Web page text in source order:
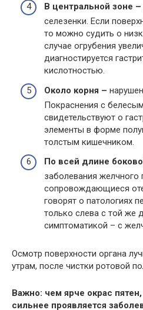
В центральной зоне –
селезенки. Если
то можно судить о
случае огрубения
диагностируется
кислотностью.
Около корня –
Покраснения с
свидетельствуют о
элементы в форме
толстым кишечником.
По всей длине
заболевания желчного
сопровождающиеся
говорят о патологиях
только слева с той же
симптоматикой – с
Осмотр поверхности органа
утрам, после чистки ротовой
Важно: чем ярче окрас
сильнее проявляется